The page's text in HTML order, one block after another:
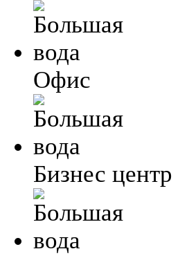
Офис
Бизнес центр